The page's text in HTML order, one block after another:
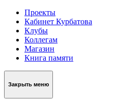
Проекты
Кабинет Курбатова
Клубы
Коллегам
Магазин
Книга памяти
Закрыть меню